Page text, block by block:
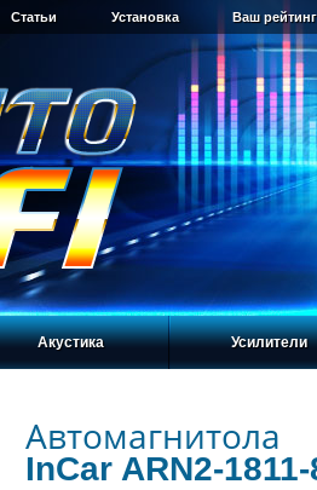
Статьи Установка Ваш
Акустика Усилители
Автомагнитола
InCar ARN2-1811-